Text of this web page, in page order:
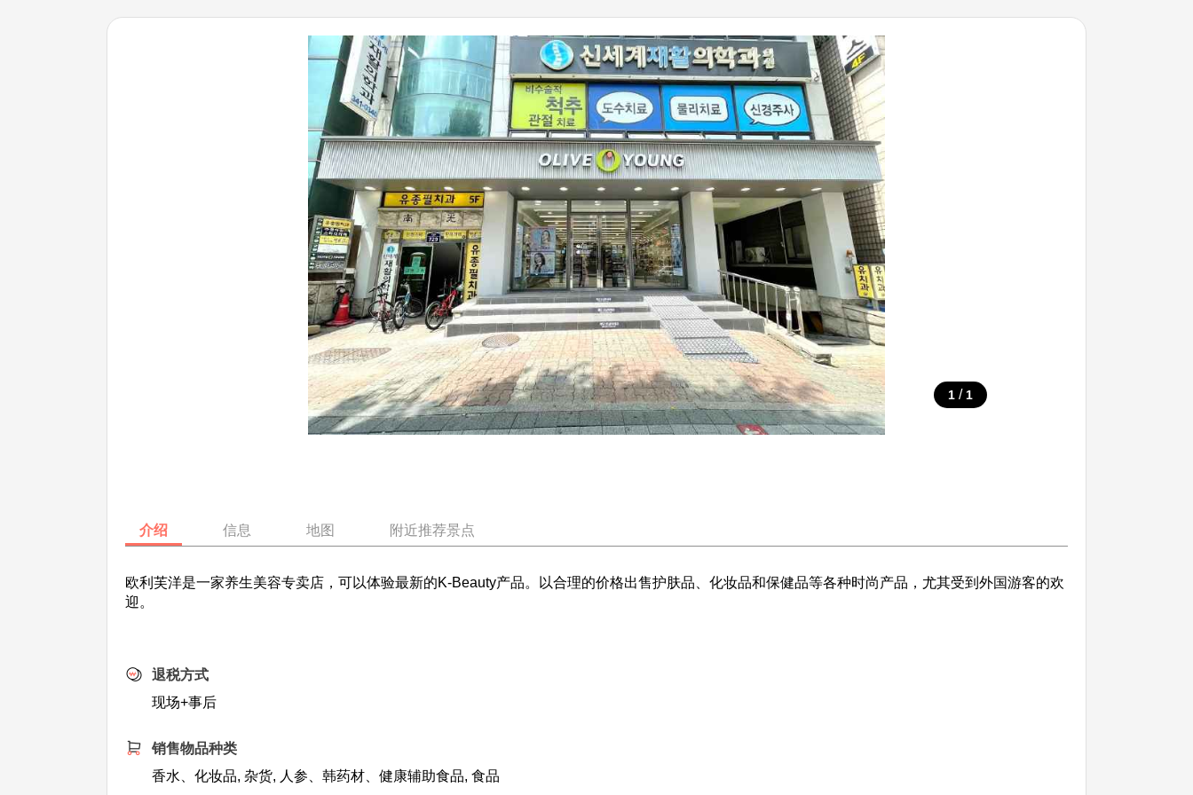
1 / 1
介绍 信息 地图 附近推荐景点
欧利芙洋是一家养生美容专卖店，可以体验最新的K-Beauty产品。以合理的价格出售护肤品、化妆品和保健品等各种时尚产品，尤其受到外国游客的欢
迎。
退税方式
现场+事后
销售物品种类
香水、化妆品, 杂货, 人参、韩药材、健康辅助食品, 食品